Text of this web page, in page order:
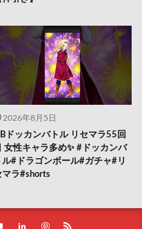
2026年8月5日
ドッカンバトル リセマラ55回
女性キャラ多め✨️ #ドッカンバ
ル#ドラゴンボール#ガチャ#リ
マラ#shorts